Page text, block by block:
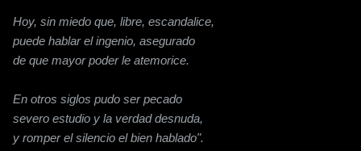
Hoy, sin miedo que, libre, escandalice,
puede hablar el ingenio, asegurado
de que mayor poder le atemorice.
En otros siglos pudo ser pecado
severo estudio y la verdad desnuda,
y romper el silencio el bien hablado".